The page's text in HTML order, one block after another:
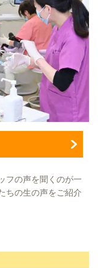
フの声を聞くのが一
ちの生の声をご紹介